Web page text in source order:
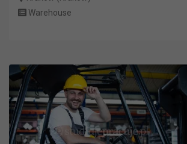
Warehouse